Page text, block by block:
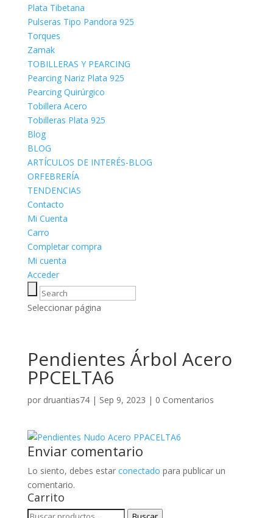
Plata Tibetana
Pulseras Tipo Pandora 925
Torques
Zamak
TOBILLERAS Y PEARCING
Pearcing Nariz Plata 925
Pearcing Quirúrgico
Tobillera Acero
Tobilleras Plata 925
Blog
BLOG
ARTÍCULOS DE INTERÉS-BLOG
ORFEBRERÍA
TENDENCIAS
Contacto
Mi Cuenta
Carro
Completar compra
Mi cuenta
Acceder
Seleccionar página
Pendientes Árbol Acero
PPCELTA6
por druantias74| Sep 9, 2023 | 0 Comentarios
Enviar comentario
Lo siento, debes estar conectado para publicar un
comentario.
Carrito
Buscar